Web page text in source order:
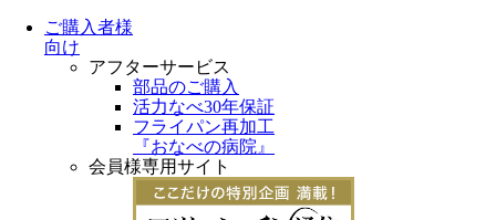
ご購入者様
向け
アフターサービス
部品のご購入
活力なべ30年保証
フライパン再加工
『おなべの病院』
会員様専用サイト